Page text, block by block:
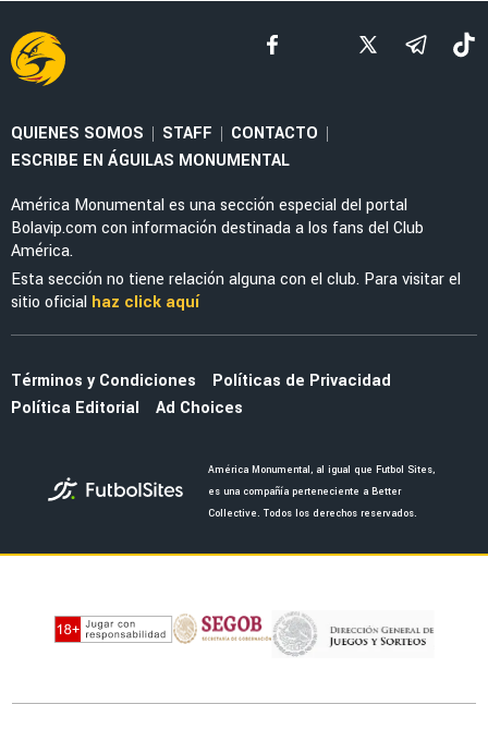
LIGA MX
Adiós a Coapa: Rodrigo Dourado deja
oficialmente al Club América